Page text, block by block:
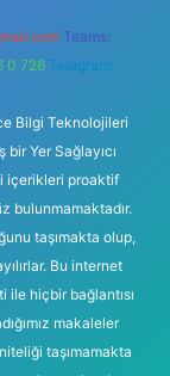
Teams:
0 726 Telegram:
Bilgi Teknolojileri
Yer Sağlayıcı
içerikleri proaktif
bulunmamaktadır.
taşımakta olup,
Bu internet
ile hiçbir bağlantısı
makaleler
taşımamakta